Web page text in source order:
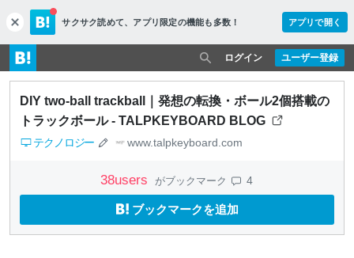
c
l
o
s
e
サクサク読めて、 アプリ限定の機能も多数！ アプリで開く
ユーザー登録
ログイン
DIY two-ball trackball｜発想の転換・ボール2個搭載の
トラックボール - TALPKEYBOARD BLOG
テクノロジー www.talpkeyboard.com
38users がブックマーク 4
ブックマークを追加